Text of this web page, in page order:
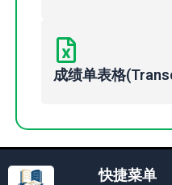
成绩单表格
快捷菜单